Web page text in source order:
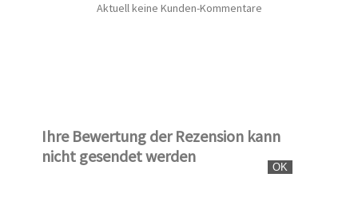
Aktuell keine Kunden-Kommentare
Ihre Bewertung der Rezension kann
nicht gesendet werden
OK